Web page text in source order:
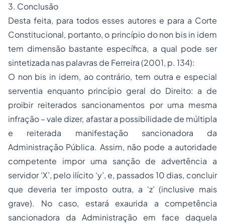
3. Conclusão
Desta feita, para todos esses autores e para a Corte
Constitucional, portanto, o princípio donon bis in idem
tem dimensão bastante específica, a qual pode ser
sintetizada nas palavras de Ferreira (2001, p. 134):
O non bis in idem, ao contrário, tem outra e especial
serventia enquanto princípio geral do Direito: a de
proibir reiterados sancionamentos por uma mesma
infração – vale dizer, afastar a possibilidade de múltipla
e reiterada manifestação sancionadora da
Administração Pública. Assim, não pode a autoridade
competente impor uma sanção de advertência a
servidor ‘X’, pelo ilícito ‘y’, e, passados 10 dias, concluir
que deveria ter imposto outra, a ‘z’ (inclusive mais
grave). No caso, estará exaurida a competência
sancionadora da Administração em face daquela